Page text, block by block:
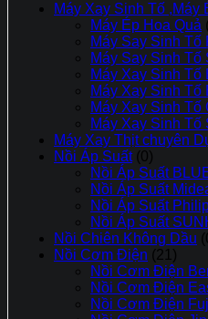
Máy Xay Sinh Tố ,Máy
Máy Ép Hoa Quả
Máy Say Sinh Tố
Máy Say Sinh Tố
Máy Xay Sinh Tố
Máy Xay Sinh Tố
Máy Xay Sinh Tố
Máy Xay Sinh Tố
Máy Xay Thịt chuyên
Nồi Áp Suất (0)
Nồi Áp Suất
Nồi Áp Suất
Nồi Áp Suất
Nồi Áp Suất
Nồi Chiên Không Dầu
Nồi Cơm Điện (21)
Nồi Cơm Điện
Nồi Cơm Điện
Nồi Cơm Điện